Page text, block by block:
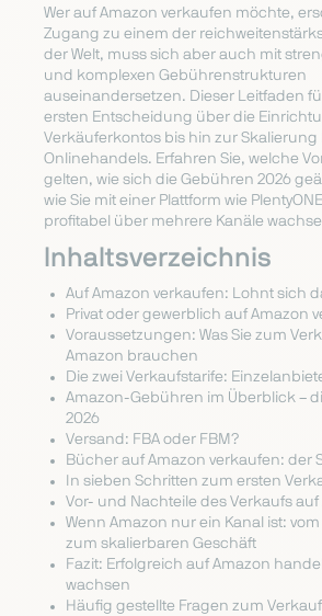
Wer auf Amazon verkaufen möchte,
Zugang zu einem der
der Welt, muss sich aber auch mit
und komplexen Gebührenstrukturen
auseinandersetzen. Dieser Leitfaden
ersten Entscheidung über die
Verkäuferkontos bis hin zur Skalierung
Onlinehandels. Erfahren Sie, welche
gelten, wie sich die Gebühren 2026
wie Sie mit einer Plattform wie
profitabel über mehrere Kanäle
Inhaltsverzeichnis
Auf Amazon verkaufen: Lohnt sich
Privat oder gewerblich auf Amazon
Voraussetzungen: Was Sie zum
Amazon brauchen
Die zwei Verkaufstarife:
Amazon-Gebühren im Überblick –
2026
Versand: FBA oder FBM?
Bücher auf Amazon verkaufen: der
In sieben Schritten zum ersten
Vor- und Nachteile des Verkaufs auf
Wenn Amazon nur ein Kanal ist:
zum skalierbaren Geschäft
Fazit: Erfolgreich auf Amazon
wachsen
Häufig gestellte Fragen zum